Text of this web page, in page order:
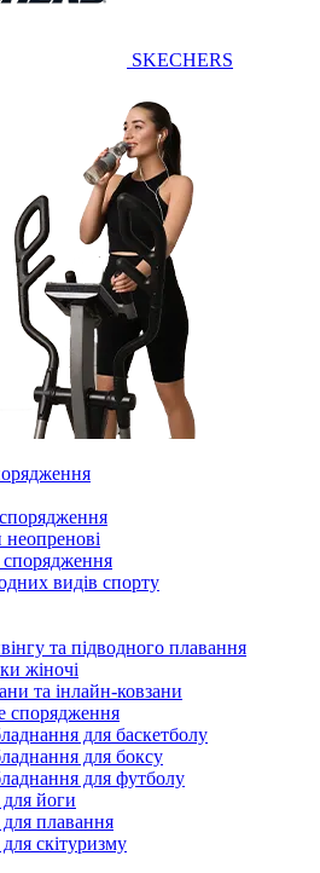
SKECHERS
спорядження
видів спорту
та підводного плавання
жіночі
та інлайн-ковзани
спорядження
для баскетболу
для боксу
для футболу
йоги
плавання
скітуризму